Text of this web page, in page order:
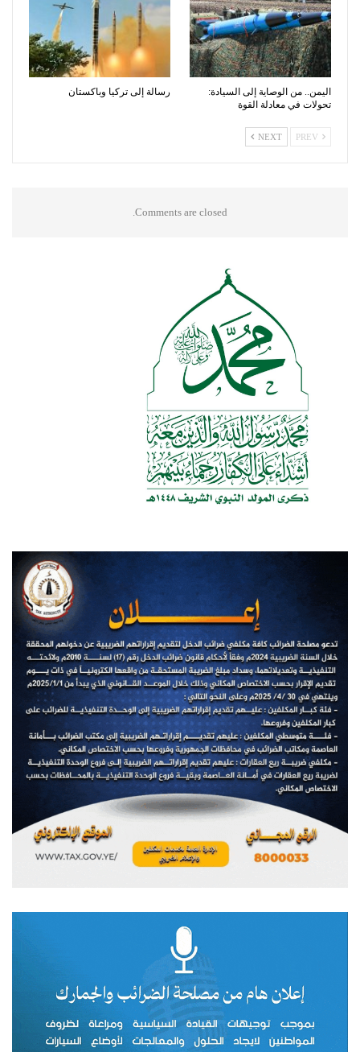
اليمن.. من الوصاية إلى السيادة:
تحولات في معادلة القوة
رسالة إلى تركيا وباكستان
NEXT
Comments are closed.